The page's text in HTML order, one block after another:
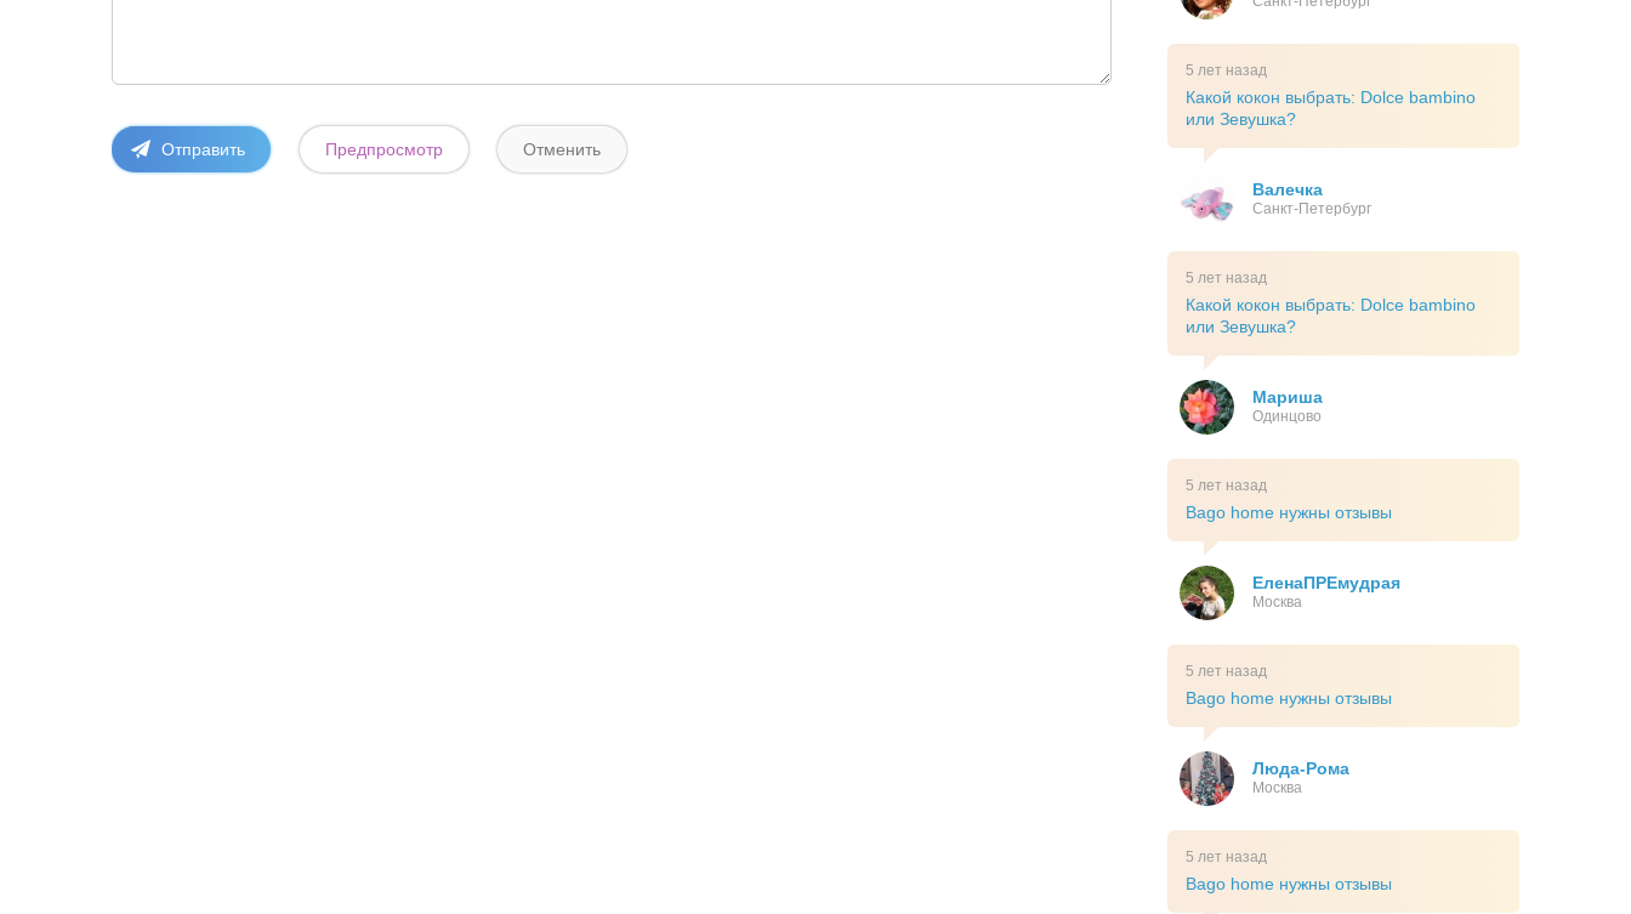
5 лет назад
Какой кокон выбрать: Dolce bambino
или Зевушка?
Валечка
Санкт-Петербург
5 лет назад
Какой кокон выбрать: Dolce bambino
или Зевушка?
Мариша
Одинцово
5 лет назад
Bago home нужны отзывы
ЕленаПРЕмудрая
Москва
5 лет назад
Bago home нужны отзывы
Люда-Рома
Москва
5 лет назад
Bago home нужны отзывы